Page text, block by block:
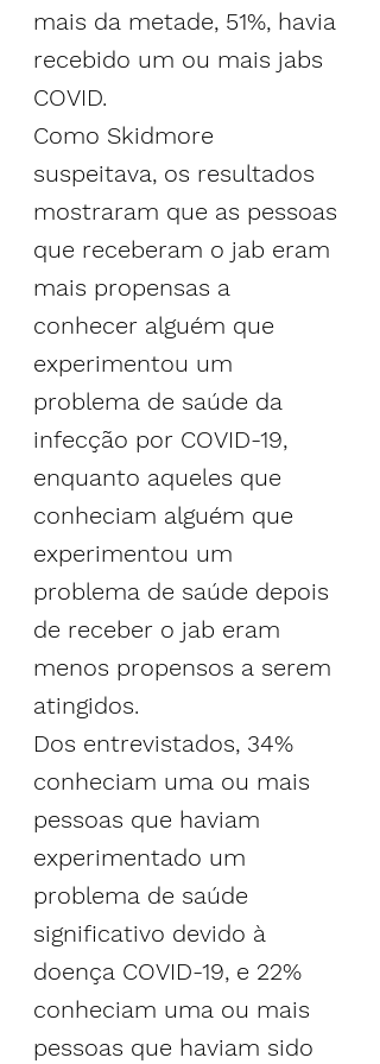
mais da metade, 51%, havia
recebido um ou mais jabs
COVID.
Como Skidmore
suspeitava, os resultados
mostraram que as pessoas
que receberam o jab eram
mais propensas a
conhecer alguém que
experimentou um
problema de saúde da
infecção por COVID-19,
enquanto aqueles que
conheciam alguém que
experimentou um
problema de saúde depois
de receber o jab eram
menos propensos a serem
atingidos.
Dos entrevistados, 34%
conheciam uma ou mais
pessoas que haviam
experimentado um
problema de saúde
significativo devido à
doença COVID-19, e 22%
conheciam uma ou mais
pessoas que haviam sido